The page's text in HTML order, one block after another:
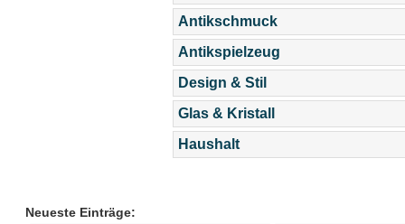
Antikschmuck
Antikspielzeug
Design & Stil
Glas & Kristall
Haushalt
Neueste Einträge: